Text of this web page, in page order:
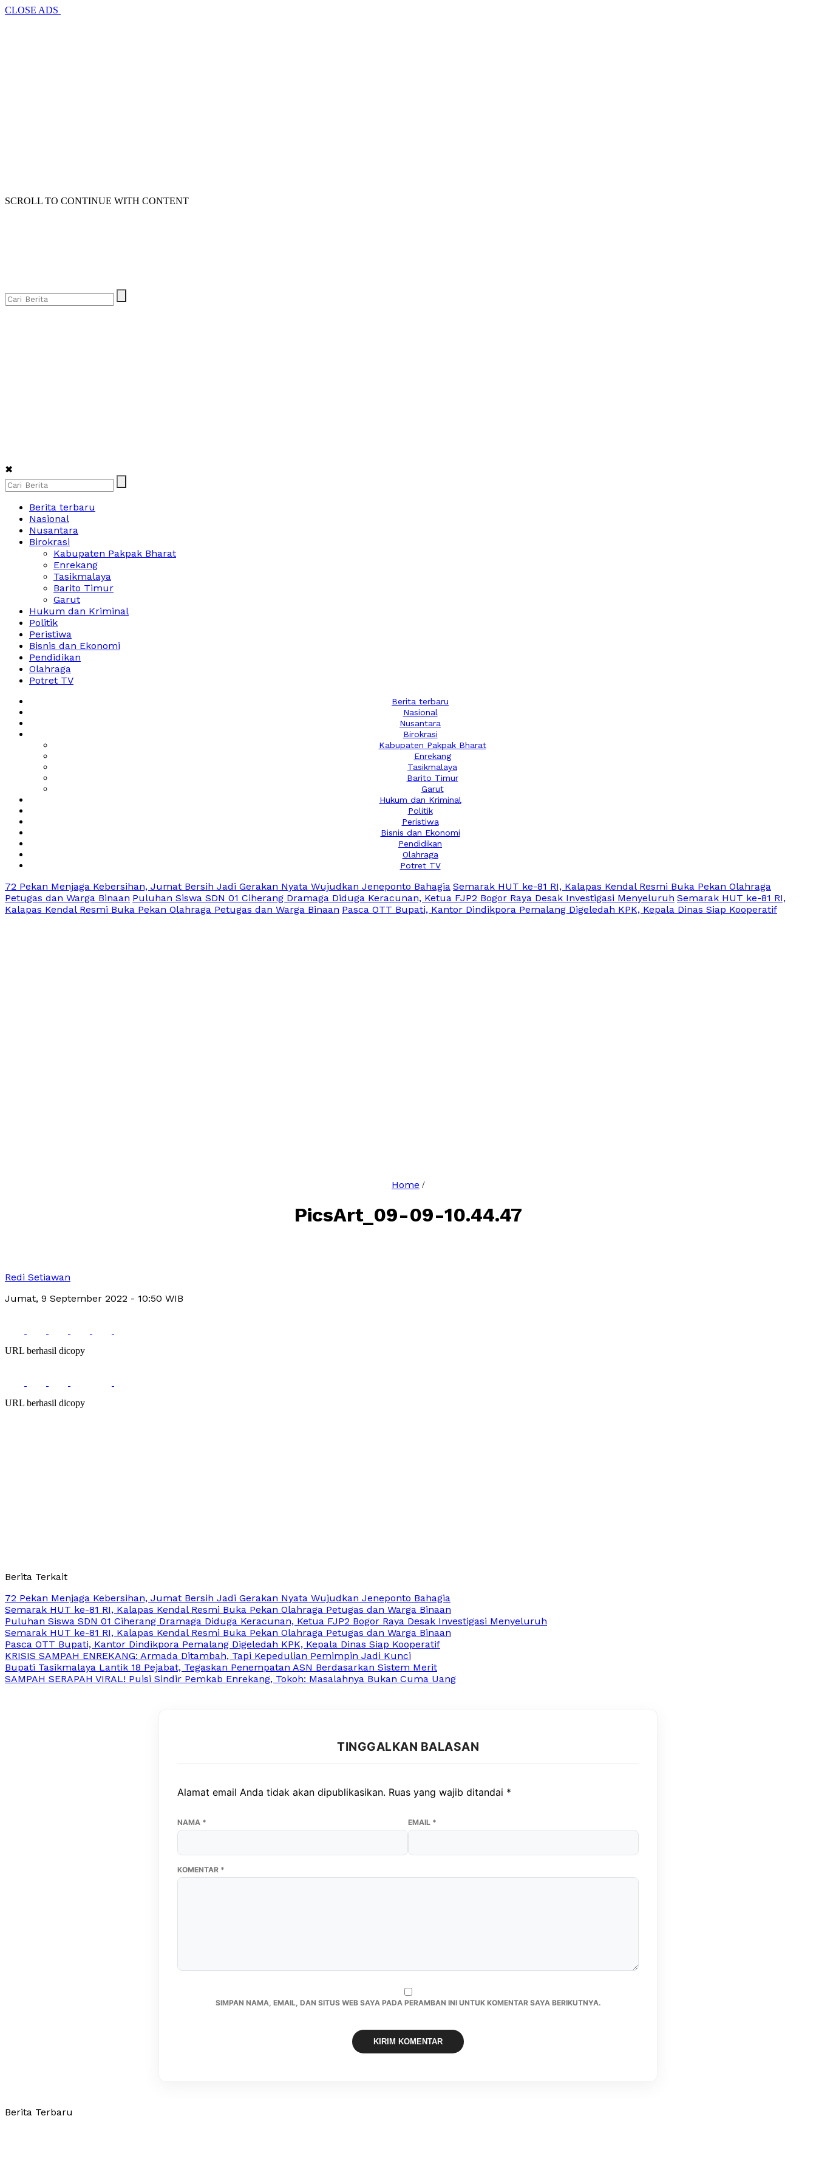
CLOSE ADS
SCROLL TO CONTINUE WITH CONTENT
✖
Berita terbaru
Nasional
Nusantara
Birokrasi
Kabupaten Pakpak Bharat
Enrekang
Tasikmalaya
Barito Timur
Garut
Hukum dan Kriminal
Politik
Peristiwa
Bisnis dan Ekonomi
Pendidikan
Olahraga
Potret TV
Berita terbaru
Nasional
Nusantara
Birokrasi
Kabupaten Pakpak Bharat
Enrekang
Tasikmalaya
Barito Timur
Garut
Hukum dan Kriminal
Politik
Peristiwa
Bisnis dan Ekonomi
Pendidikan
Olahraga
Potret TV
72 Pekan Menjaga Kebersihan, Jumat Bersih Jadi Gerakan Nyata Wujudkan Jeneponto Bahagia Semarak HUT ke-81 RI, Kalapas Kendal Resmi Buka Pekan Olahraga
Petugas dan Warga Binaan Puluhan Siswa SDN 01 Ciherang Dramaga Diduga Keracunan, Ketua FJP2 Bogor Raya Desak Investigasi Menyeluruh Semarak HUT ke-81 RI,
Kalapas Kendal Resmi Buka Pekan Olahraga Petugas dan Warga Binaan Pasca OTT Bupati, Kantor Dindikpora Pemalang Digeledah KPK, Kepala Dinas Siap Kooperatif
Home /
PicsArt_09-09-10.44.47
Redi Setiawan
Jumat, 9 September 2022 - 10:50 WIB
URL berhasil dicopy
URL berhasil dicopy
Berita Terkait
72 Pekan Menjaga Kebersihan, Jumat Bersih Jadi Gerakan Nyata Wujudkan Jeneponto Bahagia
Semarak HUT ke-81 RI, Kalapas Kendal Resmi Buka Pekan Olahraga Petugas dan Warga Binaan
Puluhan Siswa SDN 01 Ciherang Dramaga Diduga Keracunan, Ketua FJP2 Bogor Raya Desak Investigasi Menyeluruh
Semarak HUT ke-81 RI, Kalapas Kendal Resmi Buka Pekan Olahraga Petugas dan Warga Binaan
Pasca OTT Bupati, Kantor Dindikpora Pemalang Digeledah KPK, Kepala Dinas Siap Kooperatif
KRISIS SAMPAH ENREKANG: Armada Ditambah, Tapi Kepedulian Pemimpin Jadi Kunci
Bupati Tasikmalaya Lantik 18 Pejabat, Tegaskan Penempatan ASN Berdasarkan Sistem Merit
SAMPAH SERAPAH VIRAL! Puisi Sindir Pemkab Enrekang, Tokoh: Masalahnya Bukan Cuma Uang
TINGGALKAN BALASAN
Alamat email Anda tidak akan dipublikasikan. Ruas yang wajib ditandai *
KOMENTAR *
NAMA * EMAIL *
SIMPAN NAMA, EMAIL, DAN SITUS WEB SAYA PADA PERAMBAN INI UNTUK KOMENTAR SAYA BERIKUTNYA.
Berita Terbaru